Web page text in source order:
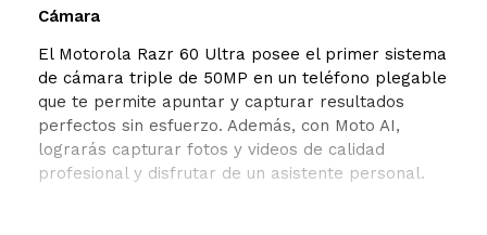
Cámara
El Motorola Razr 60 Ultra posee el primer sistema
de cámara triple de 50MP en un teléfono plegable
que te permite apuntar y capturar resultados
perfectos sin esfuerzo. Además, con Moto AI,
lograrás capturar fotos y videos de calidad
profesional y disfrutar de un asistente personal.